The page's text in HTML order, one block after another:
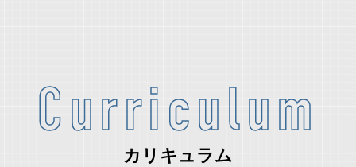
Curriculum
カリキュラム